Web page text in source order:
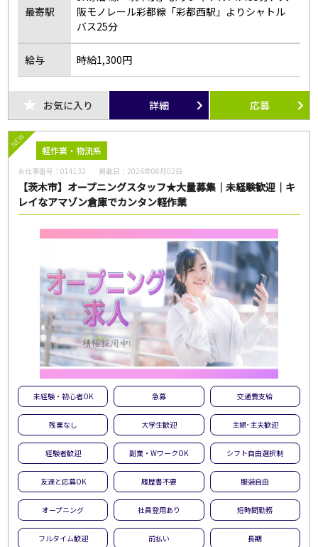
最寄駅
阪モノレール彩都線「彩都西駅」よりシャトル
バス25分
給与 時給1,300円
お気に入り 詳細 応募
NEW
軽作業・物流系
お仕事番号：014132 掲載日： 2026年08月02日
【茨木市】オープニングスタッフ★大量募集｜未経験歓迎｜キ
レイなアマゾン倉庫でカンタン軽作業
未経験・初心者OK 急募 交通費支給
残業なし 大学生歓迎 主婦･主夫歓迎
経験者歓迎 副業・WワークOK シフト自由選択制
友達と応募OK 履歴書不要 服装自由
オープニング 社員登用あり 短時間勤務
フルタイム歓迎 前払い 長期